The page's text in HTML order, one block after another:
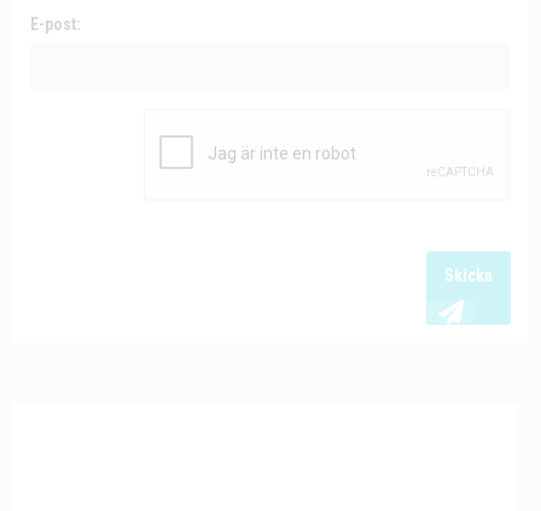
E-post:
Skicka